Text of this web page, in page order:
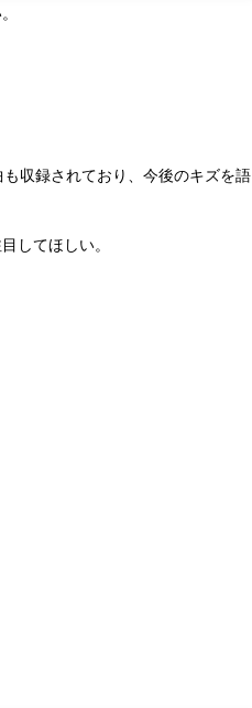
収録されており、今後のキズを語
してほしい。